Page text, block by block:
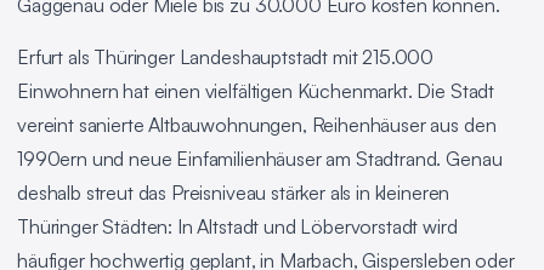
Gaggenau oder Miele bis zu 30.000 Euro kosten können.
Erfurt als Thüringer Landeshauptstadt mit 215.000
Einwohnern hat einen vielfältigen Küchenmarkt. Die Stadt
vereint sanierte Altbauwohnungen, Reihenhäuser aus den
1990ern und neue Einfamilienhäuser am Stadtrand. Genau
deshalb streut das Preisniveau stärker als in kleineren
Thüringer Städten: In Altstadt und Löbervorstadt wird
häufiger hochwertig geplant, in Marbach, Gispersleben oder